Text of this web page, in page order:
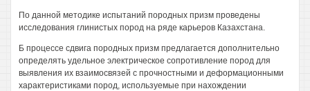
По данной методике испытаний породных призм проведены
исследования глинистых пород на ряде карьеров Казахстана.
Б процессе сдвига породных призм предлагается дополнительно
определять удельное электрическое сопротивление пород для
выявления их взаимосвязей с прочностными и деформационными
характеристиками пород, используемые при нахождении